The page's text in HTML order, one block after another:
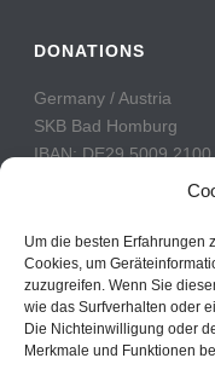
Um die besten Erfahrungen
Cookies, um
zuzugreifen. Wenn Sie
wie das Surfverhalten oder
Die Nichteinwilligung oder
Merkmale und Funktionen
DONATIONS
Germany / Austria
SKB Bad Homburg
IBAN: DE29 5009
BIC: GENODE51BH2
Switzerland
PostFinance
Konto: 60-742493-7
IBAN: CH31 0900
BIC: POFICHBEXXX